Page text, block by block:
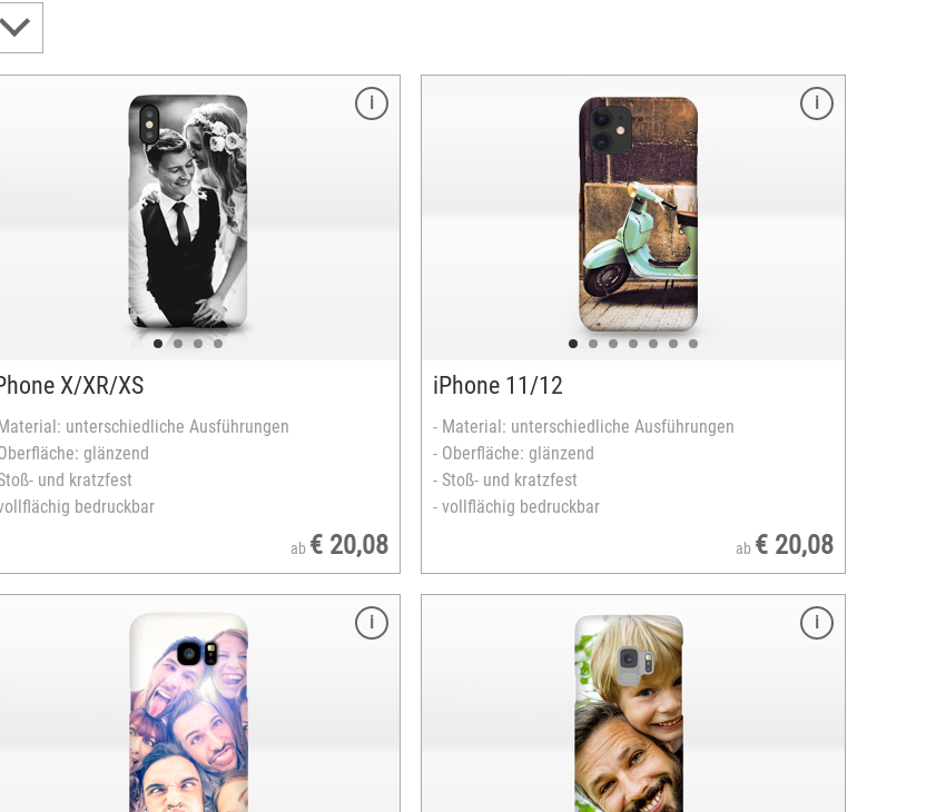
X/XR/XS
unterschiedliche Ausführungen
glänzend
und kratzfest
bedruckbar
ab € 20,08
iPhone 11/12
- Material: unterschiedliche Ausführungen
- Oberfläche: glänzend
- Stoß- und kratzfest
- vollflächig bedruckbar
ab € 20,08
- iPhone 11 Pro
- iPhone 12 Mini
- iPhone 12 Max
unterschiedliche Ausführungen:
- Hard-Case, Material: Kunststoff
- Bumper-Case: Kunststoff inkl. Silikon-Innenteil
Oberfläche: glänzend
vollflächig bedruckbar
versandfertig in 2-5 Tagen
- Galaxy S9
- Galaxy S10
unterschiedliche Ausführungen:
- Hard-Case, Material: Kunststoff
- Bumper-Case: Kunststoff inkl. Silikon-Innenteil